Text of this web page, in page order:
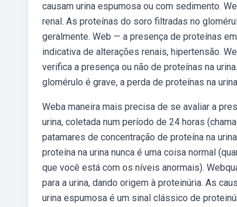
causam urina espumosa ou com sedimento.
renal. As proteínas do soro filtradas no
geralmente. Web — a presença de proteínas
indicativa de alterações renais, hipertensão.
verifica a presença ou não de proteínas na
glomérulo é grave, a perda de proteínas na
Weba maneira mais precisa de se avaliar a
urina, coletada num período de 24 horas
patamares de concentração de proteína na
proteína na urina nunca é uma coisa normal
que você está com os níveis anormais).
para a urina, dando origem à proteinúria. As
urina espumosa é um sinal clássico de